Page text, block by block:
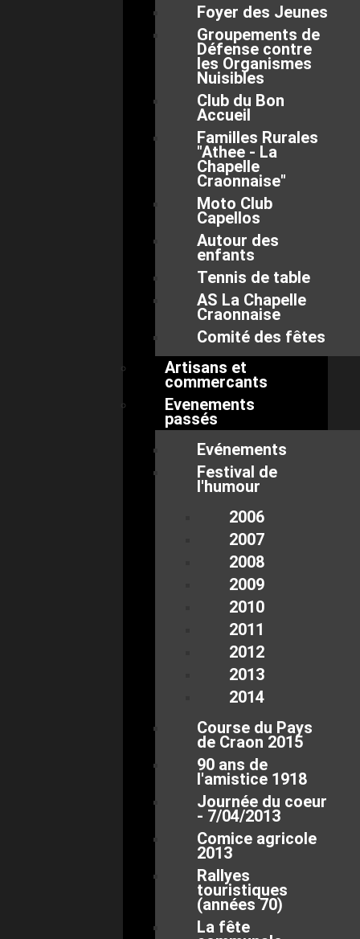
Foyer des Jeunes
Groupements de
Défense contre
les Organismes
Nuisibles
Club du Bon
Accueil
Familles Rurales
"Athee - La
Chapelle
Craonnaise"
Moto Club
Capellos
Autour des
enfants
Tennis de table
AS La Chapelle
Craonnaise
Comité des fêtes
Artisans et
commercants
Evenements
passés
Evénements
Festival de
l'humour
2006
2007
2008
2009
2010
2011
2012
2013
2014
Course du Pays
de Craon 2015
90 ans de
l'amistice 1918
Journée du coeur
- 7/04/2013
Comice agricole
2013
Rallyes
touristiques
(années 70)
La fête